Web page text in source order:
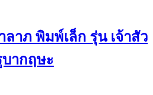
าภ พิมพ์เล็ก รุ่น เจ้าสัว
บากฤษะ